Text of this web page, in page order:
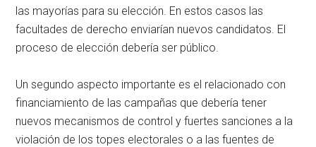
las mayorías para su elección. En estos casos las
facultades de derecho enviarían nuevos candidatos. El
proceso de elección debería ser público.
Un segundo aspecto importante es el relacionado con
financiamiento de las campañas que debería tener
nuevos mecanismos de control y fuertes sanciones a la
violación de los topes electorales o a las fuentes de